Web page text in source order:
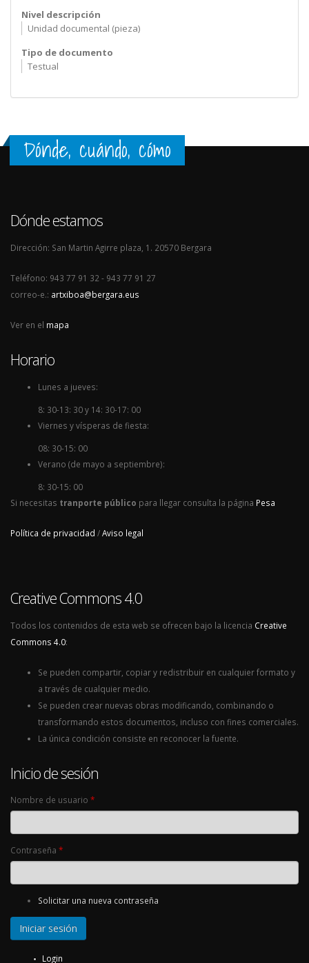
Nivel descripción
Unidad documental (pieza)
Tipo de documento
Testual
Dónde, cuándo, cómo
Dónde estamos
Dirección: San Martin Agirre plaza, 1. 20570 Bergara
Teléfono: 943 77 91 32 - 943 77 91 27
correo-e.: artxiboa@bergara.eus
Ver en el mapa
Horario
Lunes a jueves:
8: 30-13: 30 y 14: 30-17: 00
Viernes y vísperas de fiesta:
08: 30-15: 00
Verano (de mayo a septiembre):
8: 30-15: 00
Si necesitas tranporte público para llegar consulta la página Pesa
Política de privacidad /Aviso legal
Creative Commons 4.0
Todos los contenidos de esta web se ofrecen bajo la licencia Creative
Commons 4.0:
Se pueden compartir, copiar y redistribuir en cualquier formato y
a través de cualquier medio.
Se pueden crear nuevas obras modificando, combinando o
transformando estos documentos, incluso con fines comerciales.
La única condición consiste en reconocer la fuente.
Inicio de sesión
Nombre de usuario *
Contraseña *
Solicitar una nueva contraseña
Login